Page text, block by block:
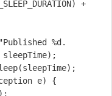
+